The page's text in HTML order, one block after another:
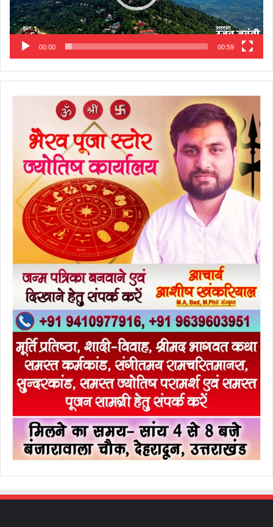
00:00 00:59